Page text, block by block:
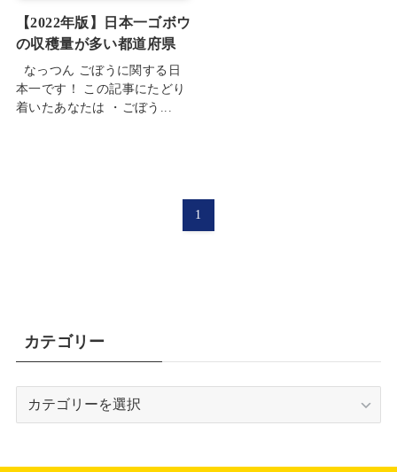
【2022年版】日本一ゴボウ
の収穫量が多い都道府県
なっつん ごぼうに関する日
本一です！ この記事にたどり
着いたあなたは ・ごぼう...
1
カテゴリー